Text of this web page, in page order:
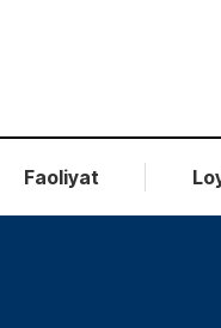
Faoliyat